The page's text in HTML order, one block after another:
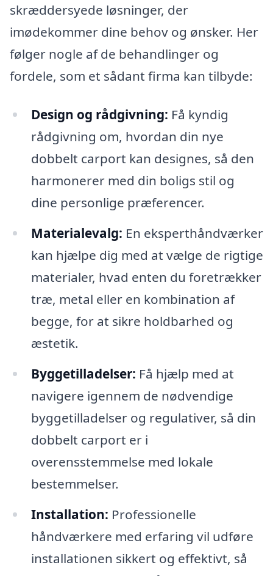
skræddersyede løsninger, der
imødekommer dine behov og ønsker. Her
følger nogle af de behandlinger og
fordele, som et sådant firma kan tilbyde:
Design og rådgivning: Få kyndig
rådgivning om, hvordan din nye
dobbelt carport kan designes, så den
harmonerer med din boligs stil og
dine personlige præferencer.
Materialevalg: En eksperthåndværker
kan hjælpe dig med at vælge de rigtige
materialer, hvad enten du foretrækker
træ, metal eller en kombination af
begge, for at sikre holdbarhed og
æstetik.
Byggetilladelser: Få hjælp med at
navigere igennem de nødvendige
byggetilladelser og regulativer, så din
dobbelt carport er i
overensstemmelse med lokale
bestemmelser.
Installation: Professionelle
håndværkere med erfaring vil udføre
installationen sikkert og effektivt, så